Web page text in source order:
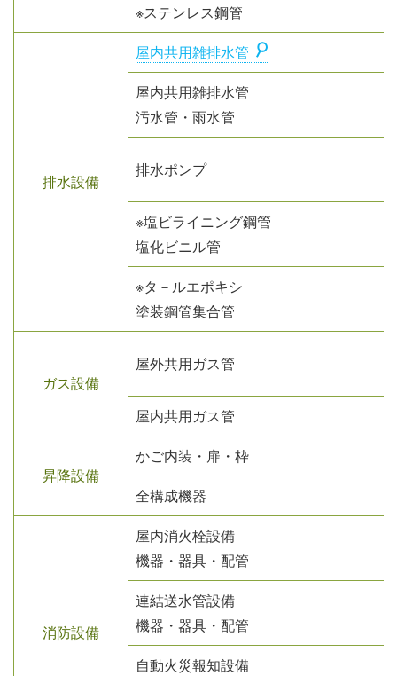
※ステンレス鋼管
排水設備
屋内共用雑排水管
屋内共用雑排水管
汚水管・雨水管
排水ポンプ
※塩ビライニング鋼管
塩化ビニル管
※タ－ルエポキシ
塗装鋼管集合管
ガス設備
屋外共用ガス管
屋内共用ガス管
昇降設備
かご内装・扉・枠
全構成機器
消防設備
屋内消火栓設備
機器・器具・配管
連結送水管設備
機器・器具・配管
自動火災報知設備